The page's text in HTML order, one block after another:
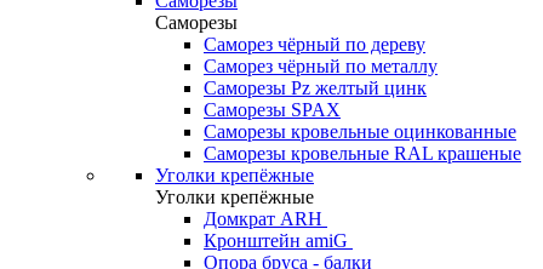
Саморезы
Саморез чёрный по дереву
Саморез чёрный по металлу
Саморезы Pz желтый цинк
Саморезы SPAX
Саморезы кровельные оцинкованные
Саморезы кровельные RAL крашеные
Уголки крепёжные
Уголки крепёжные
Домкрат ARH
Кронштейн amiG
Опора бруса - балки